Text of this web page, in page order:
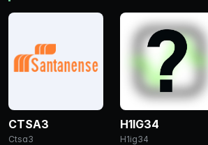
CTSA3
Ctsa3
H1IG34
H1ig34